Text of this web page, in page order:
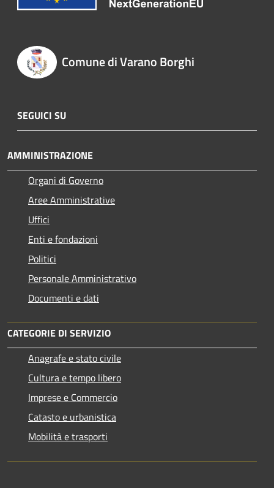
Comune di Varano Borghi
SEGUICI SU
AMMINISTRAZIONE
Organi di Governo
Aree Amministrative
Uffici
Enti e fondazioni
Politici
Personale Amministrativo
Documenti e dati
CATEGORIE DI SERVIZIO
Anagrafe e stato civile
Cultura e tempo libero
Imprese e Commercio
Catasto e urbanistica
Mobilità e trasporti